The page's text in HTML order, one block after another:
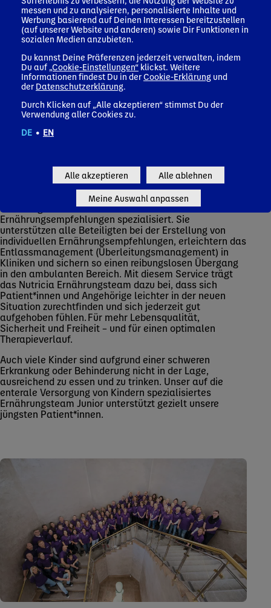
Menschen, die wegen einer Krankheit nicht mehr
ausreichend selbstständig essen und trinken können,
medizinisch enterale Ernährung mit Trink- oder
Sondennahrung. Sie ist heute ein fester Bestandteil
vieler Therapien und stellt sicher, dass die
Patient*innen mit ausreichend Energie und Nährstoffen
versorgt sind.
Insbesondere die Umstellung auf eine
Sondenernährung kann jedoch viele Fragen oder
Situation hilft das Nutricia Ernährungsteam und das
schon seit über 30 Jahren.
Die examinierten Gesundheits- und Krankenpfleger sind
voll und ganz auf medizinische
Ernährungsempfehlungen spezialisiert. Sie
unterstützen alle Beteiligten bei der Erstellung von
individuellen Ernährungsempfehlungen, erleichtern das
Entlassmanagement (Überleitungsmanagement) in
Kliniken und sichern so einen reibungslosen Übergang
in den ambulanten Bereich. Mit diesem Service trägt
das Nutricia Ernährungsteam dazu bei, dass sich
Patient*innen und Angehörige leichter in der neuen
Situation zurechtfinden und sich jederzeit gut
aufgehoben fühlen. Für mehr Lebensqualität,
Sicherheit und Freiheit – und für einen optimalen
Therapieverlauf.
Auch viele Kinder sind aufgrund einer schweren
Erkrankung oder Behinderung nicht in der Lage,
ausreichend zu essen und zu trinken. Unser auf die
enterale Versorgung von Kindern spezialisiertes
Ernährungsteam Junior unterstützt gezielt unsere
jüngsten Patient*innen.
messen und zu analysieren, personalisierte Inhalte und
Werbung basierend auf Deinen Interessen bereitzustellen
(auf unserer Website und anderen) sowie Dir Funktionen in
sozialen Medien anzubieten.
Du kannst Deine Präferenzen jederzeit verwalten, indem
Du auf „Cookie-Einstellungen“ klickst. Weitere
Informationen findest Du in derCookie-Erklärung und
der Datenschutzerklärung.
Durch Klicken auf „Alle akzeptieren“ stimmst Du der
Verwendung aller Cookies zu.
DE • EN
Alle akzeptieren Alle ablehnen
Meine Auswahl anpassen